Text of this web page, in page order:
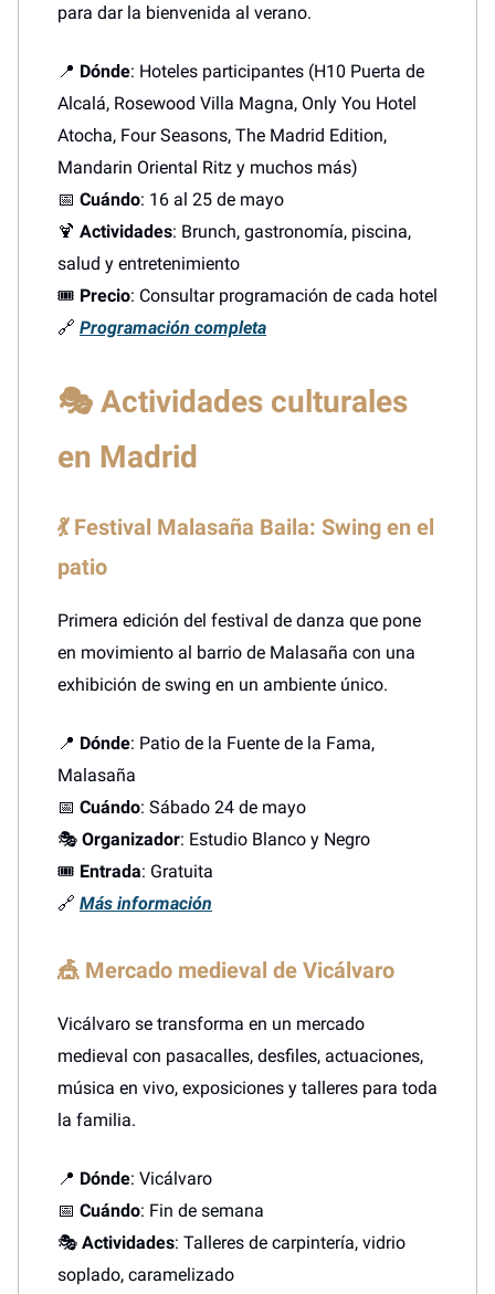
para dar la bienvenida al verano.
📍 Dónde: Hoteles participantes (H10 Puerta de
Alcalá, Rosewood Villa Magna, Only You Hotel
Atocha, Four Seasons, The Madrid Edition,
Mandarin Oriental Ritz y muchos más)
📅 Cuándo: 16 al 25 de mayo
🍹 Actividades: Brunch, gastronomía, piscina,
salud y entretenimiento
🎟️ Precio: Consultar programación de cada hotel
🔗 Programación completa
🎭 Actividades culturales
en Madrid
💃 Festival Malasaña Baila: Swing en el
patio
Primera edición del festival de danza que pone
en movimiento al barrio de Malasaña con una
exhibición de swing en un ambiente único.
📍 Dónde: Patio de la Fuente de la Fama,
Malasaña
📅 Cuándo: Sábado 24 de mayo
🎭 Organizador: Estudio Blanco y Negro
🎟️ Entrada: Gratuita
🔗 Más información
🎪 Mercado medieval de Vicálvaro
Vicálvaro se transforma en un mercado
medieval con pasacalles, desfiles, actuaciones,
música en vivo, exposiciones y talleres para toda
la familia.
📍 Dónde: Vicálvaro
📅 Cuándo: Fin de semana
🎭 Actividades: Talleres de carpintería, vidrio
soplado, caramelizado